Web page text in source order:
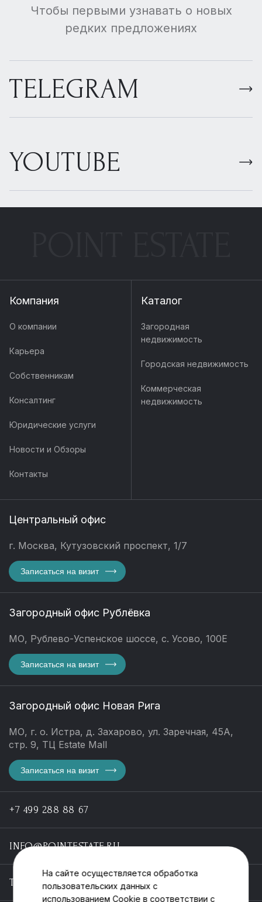
Чтобы первыми узнавать о новых
редких предложениях
TELEGRAM
YOUTUBE
Компания
О компании
Карьера
Собственникам
Консалтинг
Юридические услуги
Новости и Обзоры
Контакты
Каталог
Загородная
недвижимость
Городская недвижимость
Коммерческая
недвижимость
Центральный офис
г. Москва, Кутузовский проспект, 1/7
Записаться на визит
Загородный офис Рублёвка
МО, Рублево-Успенское шоссе, с. Усово, 100Е
Записаться на визит
Загородный офис Новая Рига
МО, г. о. Истра, д. Захарово, ул. Заречная, 45А,
стр. 9, ТЦ Estate Mall
Записаться на визит
+7 499 288 88 67
INFO@POINTESTATE.RU
TELEGRAM
На сайте осуществляется обработка
пользовательских данных с
использованием Cookie в соответствии с